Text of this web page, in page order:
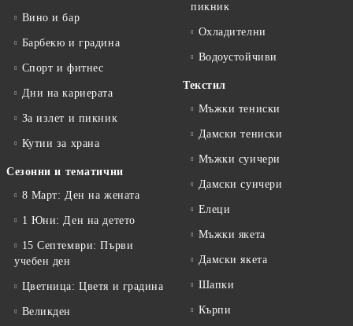
Вино и бар
Барбекю и градина
Спорт и фитнес
Дни на кариерата
За излет и пикник
Кутии за храна
Сезонни и тематични
8 Март: Ден на жената
1 Юни: Ден на детето
15 Септември: Първи
учебен ден
Цветница: Цветя и градина
Великден
пикник
Охладителни
Водоустойчиви
Текстил
Мъжки тениски
Дамски тениски
Мъжки суичери
Дамски суичери
Елеци
Мъжки якета
Дамски якета
Шапки
Кърпи